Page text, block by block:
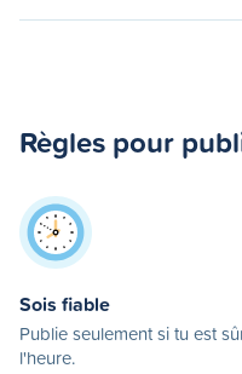
Règles pour
Sois fiable
Publie seulement si tu est
l'heure.